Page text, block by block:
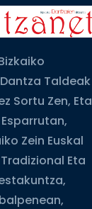
Taldeak
Sortu Zen, Eta
Zein Euskal
Eta